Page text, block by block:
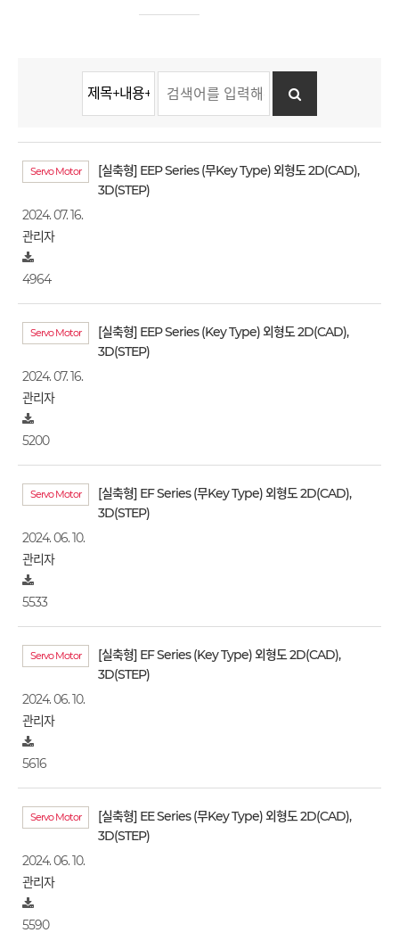
Servo Motor
[실축형] EEP Series (무Key Type) 외형도 2D(CAD),
3D(STEP)
2024. 07. 16.
관리자
4964
Servo Motor
[실축형] EEP Series (Key Type) 외형도 2D(CAD),
3D(STEP)
2024. 07. 16.
관리자
5200
Servo Motor
[실축형] EF Series (무Key Type) 외형도 2D(CAD),
3D(STEP)
2024. 06. 10.
관리자
5533
Servo Motor
[실축형] EF Series (Key Type) 외형도 2D(CAD),
3D(STEP)
2024. 06. 10.
관리자
5616
Servo Motor
[실축형] EE Series (무Key Type) 외형도 2D(CAD),
3D(STEP)
2024. 06. 10.
관리자
5590